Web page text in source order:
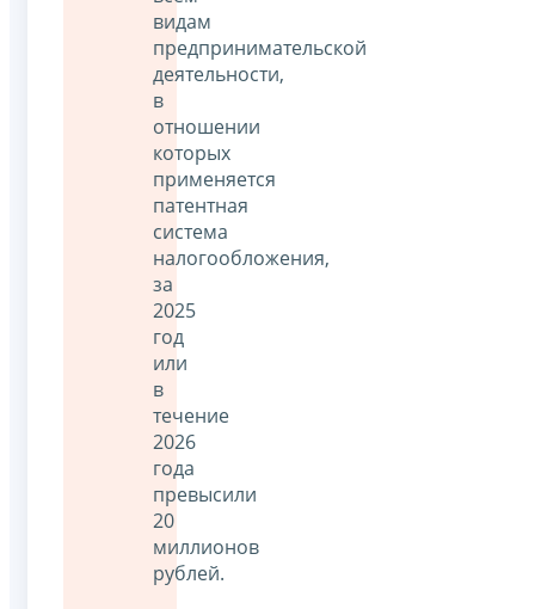
видам
предпринимательской
деятельности,
в
отношении
которых
применяется
патентная
система
налогообложения,
за
2025
год
или
в
течение
2026
года
превысили
20
миллионов
рублей.